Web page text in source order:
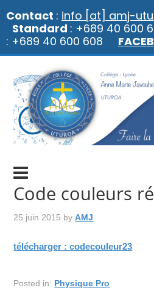
Code couleurs
25 juin 2015 byAMJ
télécharger : codecouleur23
Posted in: Physique Pro
Contact : info [at] amj-
Standard : +689 40 600
: +689 40 600 608